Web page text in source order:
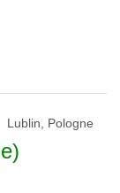
Lublin, Pologne